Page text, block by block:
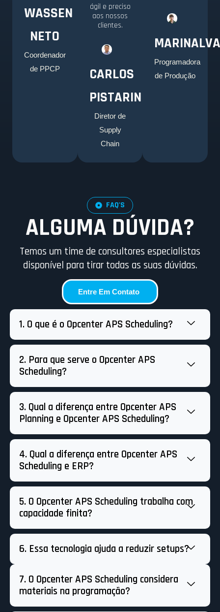
WASSEN
NETO
Coordenador
de PPCP
ágil e preciso
aos nossos
clientes.
CARLOS
PISTARINI
Diretor de
Supply
Chain
Programadora
de Produção
FAQ'S
ALGUMA DÚVIDA?
Temos um time de consultores especialistas
disponível para tirar todas as suas dúvidas.
Entre Em Contato
1. O que é o Opcenter APS Scheduling?
2. Para que serve o Opcenter APS
Scheduling?
3. Qual a diferença entre Opcenter APS
Planning e Opcenter APS Scheduling?
4. Qual a diferença entre Opcenter APS
Scheduling e ERP?
5. O Opcenter APS Scheduling trabalha com
capacidade finita?
6. Essa tecnologia ajuda a reduzir setups?
7. O Opcenter APS Scheduling considera
materiais na programação?